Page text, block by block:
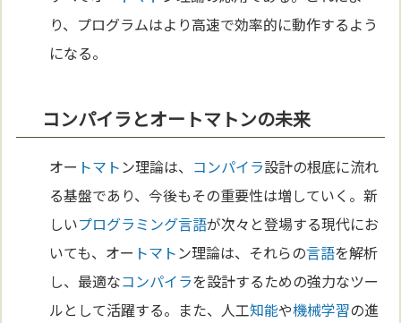
り、プログラムはより高速で効率的に動作するよう
になる。
コンパイラとオートマトンの未来
オー トマト ン理論は、 コンパイラ設計の根底に流れ
る基盤であり、今後もその重要性は増していく。新
しいプログラミング言語が次々と登場する現代にお
いても、オー トマト ン理論は、それらの言語を解析
し、最適なコンパイラを設計するための強力なツー
ルとして活躍する。また、人工知能や機械学習の進